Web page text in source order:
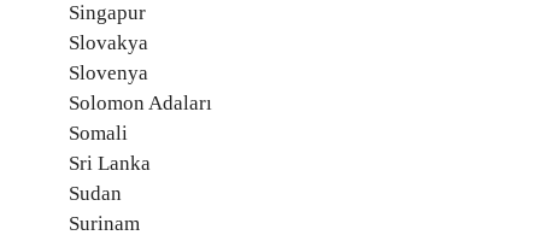
Singapur
Slovakya
Slovenya
Solomon Adaları
Somali
Sri Lanka
Sudan
Surinam